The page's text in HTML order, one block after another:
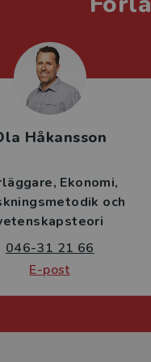
Håkansson
Ekonomi
och
046-31 21 66
E-post